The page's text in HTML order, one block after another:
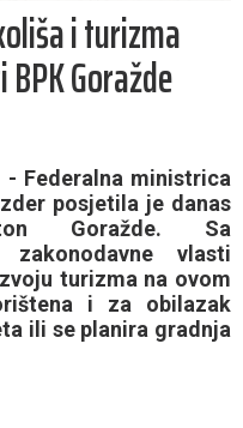
i turizma
Goražde
- Federalna ministrica
posjetila je danas
Goražde. Sa
vlasti
turizma na ovom
i za obilazak
ili se planira gradnja